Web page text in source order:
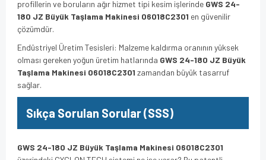
profillerin ve boruların ağır hizmet tipi kesim işlerinde GWS 24-
180 JZ Büyük Taşlama Makinesi 06018C2301 en güvenilir
çözümdür.
Endüstriyel Üretim Tesisleri: Malzeme kaldırma oranının yüksek
olması gereken yoğun üretim hatlarında GWS 24-180 JZ Büyük
Taşlama Makinesi 06018C2301 zamandan büyük tasarruf
sağlar.
Sıkça Sorulan Sorular (SSS)
GWS 24-180 JZ Büyük Taşlama Makinesi 06018C2301